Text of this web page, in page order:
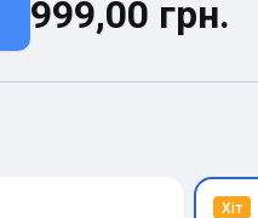
999,00 грн.
Хіт